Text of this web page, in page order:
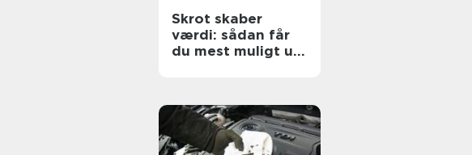
Skrot skaber
værdi: sådan får
du mest muligt ud